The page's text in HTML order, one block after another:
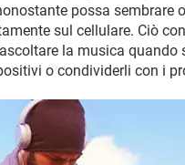
possa sembrare
sul cellulare. Ciò
la musica quando
o condividerli con i